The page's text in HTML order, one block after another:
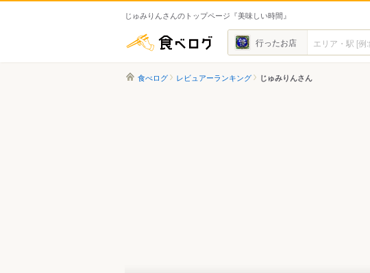
じゅみりんさんのトップページ『美味しい時間』
食べログ 行ったお店
食べログ レビュアーランキング じゅみりんさん